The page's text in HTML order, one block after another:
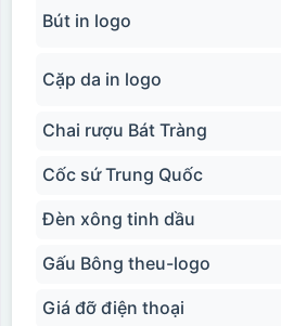
Bút in logo
Cặp da in logo
Chai rượu Bát Tràng
Cốc sứ Trung Quốc
Đèn xông tinh dầu
Gấu Bông theu-logo
Giá đỡ điện thoại